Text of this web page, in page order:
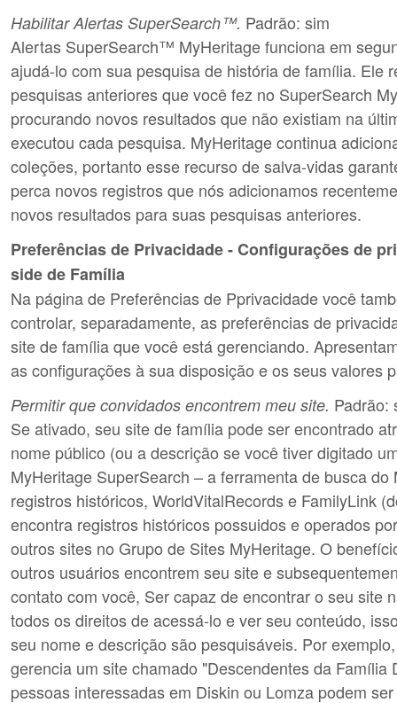
Habilitar Alertas SuperSearch™. Padrão: sim
Alertas SuperSearch™ MyHeritage funciona em
ajudá-lo com sua pesquisa de história de família. Ele
pesquisas anteriores que você fez no SuperSearch
procurando novos resultados que não existiam na
executou cada pesquisa. MyHeritage continua
coleções, portanto esse recurso de salva-vidas
perca novos registros que nós adicionamos
novos resultados para suas pesquisas anteriores.
Preferências de Privacidade - Configurações de
side de Família
Na página de Preferências de Pprivacidade você
controlar, separadamente, as preferências de
site de família que você está gerenciando.
as configurações à sua disposição e os seus valores
Permitir que convidados encontrem meu site. Padrão:
Se ativado, seu site de família pode ser encontrado
nome público (ou a descrição se você tiver digitado
MyHeritage SuperSearch – a ferramenta de busca do
registros históricos, WorldVitalRecords e FamilyLink
encontra registros históricos possuidos e operados
outros sites no Grupo de Sites MyHeritage. O
outros usuários encontrem seu site e
contato com você, Ser capaz de encontrar o seu site
todos os direitos de acessá-lo e ver seu conteúdo,
seu nome e descrição são pesquisáveis. Por
gerencia um site chamado "Descendentes da Família
pessoas interessadas em Diskin ou Lomza podem